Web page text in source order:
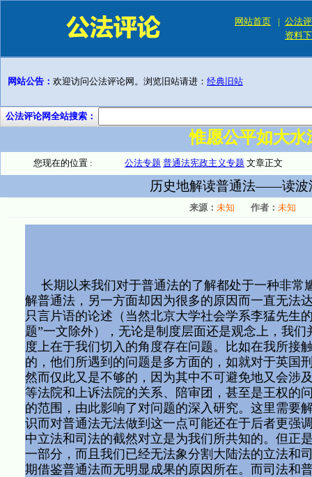
网站首页 | 公法
资料
网站公告： 欢迎访问公法评论网。浏览旧站请进： 经典旧站
公法评论网全站搜索：
惟愿公平如大
您现在的位置 : 公法专题 普通法宪政主义专题 文章正文
历史地解读普通法——读波
来源： 未知 作者： 未知
长期以来我们对于普通法的了解都处于一种非常
解普通法，另一方面却因为很多的原因而一直无法
只言片语的论述（当然北京大学社会学系李猛先
题”一文除外），无论是制度层面还是观念上，我
度上在于我们切入的角度存在问题。比如在我所接
的，他们所遇到的问题是多方面的，如就对于英国
然而仅此又是不够的，因为其中不可避免地又会涉
等法院和上诉法院的关系、陪审团，甚至是王权的
的范围，由此影响了对问题的深入研究。这里需要
识而对普通法无法做到这一点可能还在于后者更强
中立法和司法的截然对立是为我们所共知的。但正
一部分，而且我们已经无法象分割大陆法的立法和
期借鉴普通法而无明显成果的原因所在。而司法和